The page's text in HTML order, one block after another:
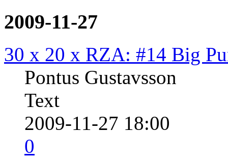
2009-11-27
30 x 20 x RZA: #14 Big
Pontus Gustavsson
Text
2009-11-27 18:00
0